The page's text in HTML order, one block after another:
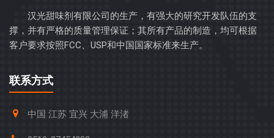
汉光甜味剂有限公司的生产，有强大的研究开发队伍的支
撑，并有严格的质量管理保证；其所有产品的制造，均可根据
客户要求按照FCC、USP和中国国家标准来生产。
联系方式
中国 江苏 宜兴 大浦 洋渚